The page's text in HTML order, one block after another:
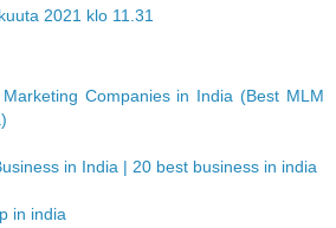
2021 klo 11.31
Companies in India (Best MLM
in India | 20 best business in india
in india